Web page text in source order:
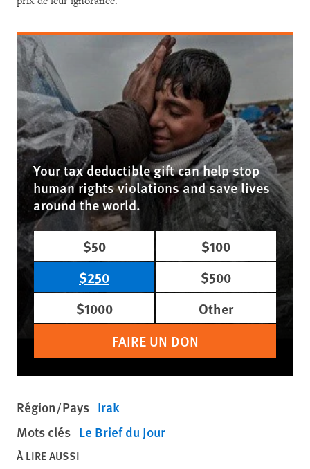
Your tax deductible gift can help stop
human rights violations and save lives
around the world.
$50
$100
$250
$500
$1000
Other
FAIRE UN DON
Région/Pays Irak
Mots clés Le Brief du Jour
À LIRE AUSSI